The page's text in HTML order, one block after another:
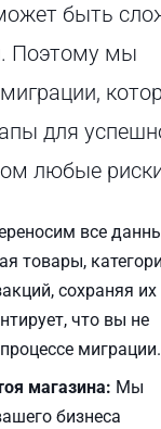
быть
Поэтому мы
для
любые
все
товары,
сохраняя их
что вы не
миграции.
магазина: Мы
бизнеса